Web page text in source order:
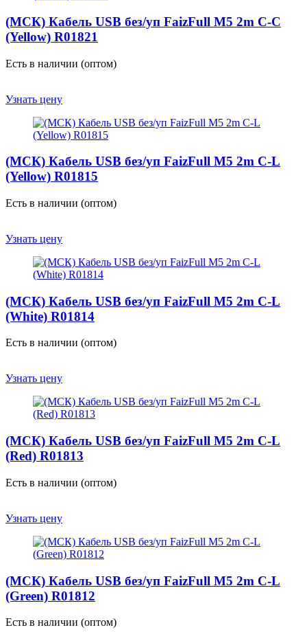
(МСК) Кабель USB без/уп FaizFull M5 2m C-C
(Yellow) R01821
Есть в наличии (оптом)
Узнать цену
(МСК) Кабель USB без/уп FaizFull M5 2m C-L
(Yellow) R01815
Есть в наличии (оптом)
Узнать цену
(МСК) Кабель USB без/уп FaizFull M5 2m C-L
(White) R01814
Есть в наличии (оптом)
Узнать цену
(МСК) Кабель USB без/уп FaizFull M5 2m C-L
(Red) R01813
Есть в наличии (оптом)
Узнать цену
(МСК) Кабель USB без/уп FaizFull M5 2m C-L
(Green) R01812
Есть в наличии (оптом)